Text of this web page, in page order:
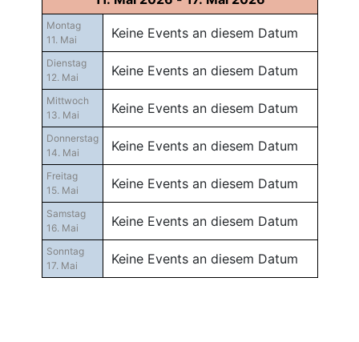
Montag
11. Mai
Keine Events an diesem Datum
Dienstag
12. Mai
Keine Events an diesem Datum
Mittwoch
13. Mai
Keine Events an diesem Datum
Donnerstag
14. Mai
Keine Events an diesem Datum
Freitag
15. Mai
Keine Events an diesem Datum
Samstag
16. Mai
Keine Events an diesem Datum
Sonntag
17. Mai
Keine Events an diesem Datum